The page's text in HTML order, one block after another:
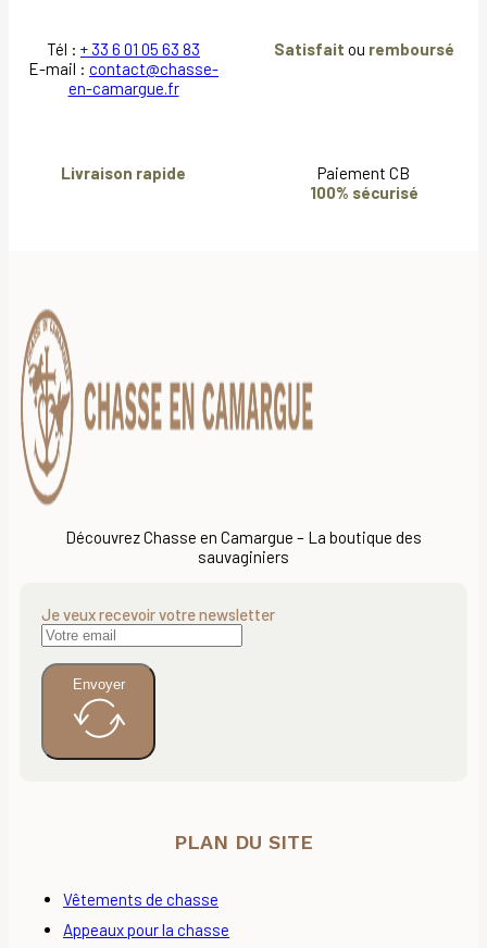
Tél : + 33 6 01 05 63 83
E-mail : contact@chasse-
en-camargue.fr
Satisfait ou remboursé
Livraison rapide
Paiement CB
100% sécurisé
Découvrez Chasse en Camargue – La boutique des
sauvaginiers
Je veux recevoir votre newsletter
Envoyer
PLAN DU SITE
Vêtements de chasse
Appeaux pour la chasse